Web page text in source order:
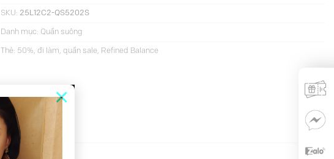
×
SKU: 25L12C2-QS5202S
Danh mục: Quần suông
Thẻ: 50%, đi làm, quần sale, Refined Balance